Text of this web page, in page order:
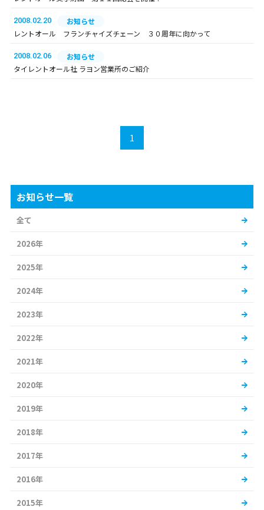
2008.02.20
お知らせ
レントオール フランチャイズチェーン ３０周年に向かって
2008.02.06
お知らせ
タイレントオール社 ラヨン営業所のご紹介
1
お知らせ一覧
全て
2026年
2025年
2024年
2023年
2022年
2021年
2020年
2019年
2018年
2017年
2016年
2015年